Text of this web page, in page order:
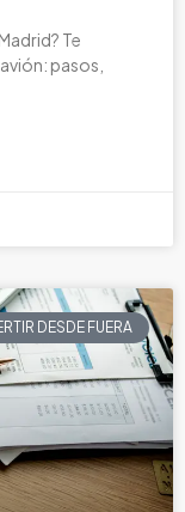
Te
pasos,
DESDE FUERA